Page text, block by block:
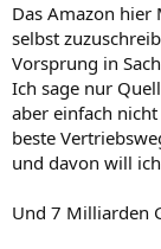
Das Amazon hier
selbst
Vorsprung in
Ich sage nur
aber einfach
beste
und davon will
Und 7 Milliarden